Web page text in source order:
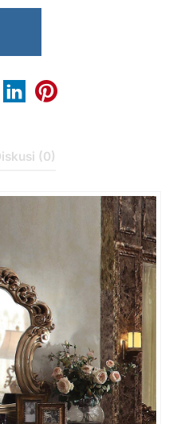
(0)